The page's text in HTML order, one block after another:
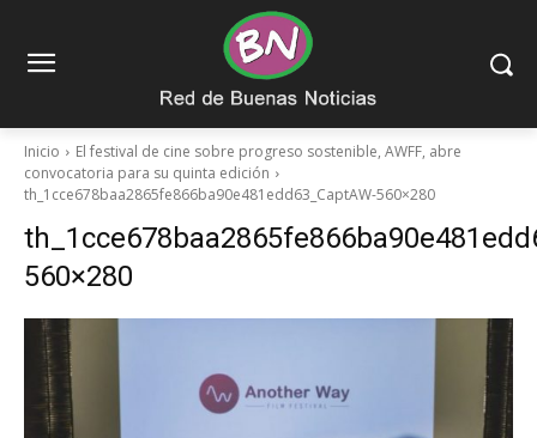
Inicio
El festival de cine sobre progreso sostenible, AWFF, abre
convocatoria para su quinta edición
th_1cce678baa2865fe866ba90e481edd63_CaptAW-560×280
560×280